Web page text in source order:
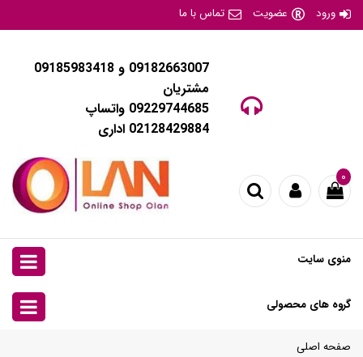
ورود عضویت تماس با ما
09182663007 و 09185983418
مشتریان
09229744685 واتساپ
02128429884 اداری
۰
منوی سایت
گروه های محصولی
صفحه اصلی